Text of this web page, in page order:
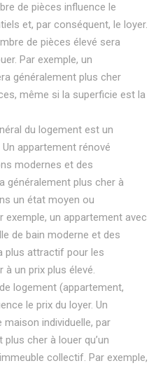
de pièces influence le
et, par conséquent, le loyer.
de pièces élevé sera
Par exemple, un
généralement plus cher
même si la superficie est la
du logement est un
appartement rénové
modernes et des
généralement plus cher à
un état moyen ou
exemple, un appartement avec
de bain moderne et des
plus attractif pour les
un prix plus élevé.
logement (appartement,
le prix du loyer. Un
individuelle, par
cher à louer qu’un
collectif. Par exemple,